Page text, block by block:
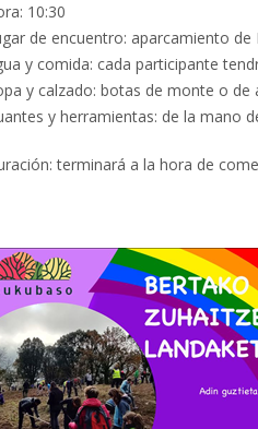
10:30
de encuentro: aparcamiento de
y comida: cada participante
y calzado: botas de monte o de
y herramientas: de la mano
terminará a la hora de